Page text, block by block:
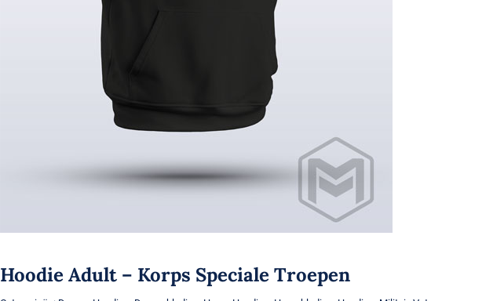
Hoodie Adult – Korps Speciale Troepen